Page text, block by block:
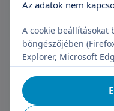
+36 70 659
Mikrobiológiai
4 500 Ft
+36 70 659
Az adatok nem
A cookie beállításokat
böngészőjében
Explorer, Microsoft